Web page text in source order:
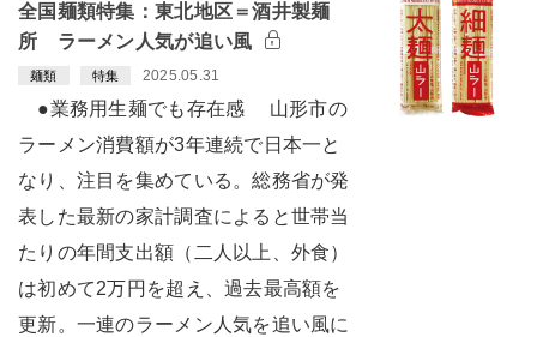
全国麺類特集：東北地区＝酒井製麺
所 ラーメン人気が追い風
麺類 特集 2025.05.31
●業務用生麺でも存在感 山形市の
ラーメン消費額が3年連続で日本一と
なり、注目を集めている。総務省が発
表した最新の家計調査によると世帯当
たりの年間支出額（二人以上、外食）
は初めて2万円を超え、過去最高額を
更新。一連のラーメン人気を追い風に